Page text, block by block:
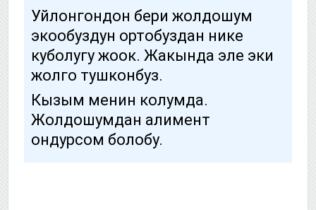
Уйлонгондон бери жолдошум
экообуздун ортобуздан нике
куболугу жоок. Жакында эле эки
жолго тушконбуз.
Кызым менин колумда.
Жолдошумдан алимент
ондурсом болобу.